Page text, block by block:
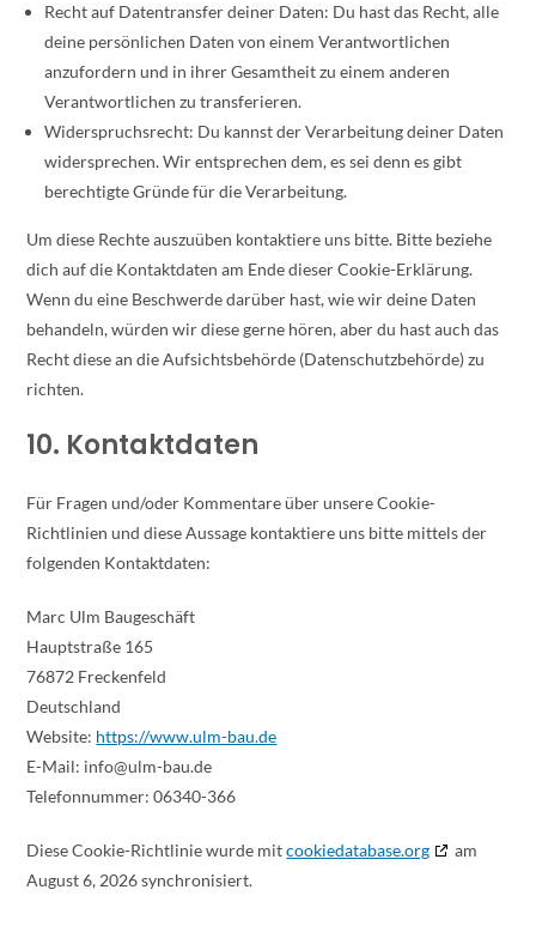
Recht auf Datentransfer deiner Daten: Du hast das Recht, alle
deine persönlichen Daten von einem Verantwortlichen
anzufordern und in ihrer Gesamtheit zu einem anderen
Verantwortlichen zu transferieren.
Widerspruchsrecht: Du kannst der Verarbeitung deiner Daten
widersprechen. Wir entsprechen dem, es sei denn es gibt
berechtigte Gründe für die Verarbeitung.
Um diese Rechte auszuüben kontaktiere uns bitte. Bitte beziehe
dich auf die Kontaktdaten am Ende dieser Cookie-Erklärung.
Wenn du eine Beschwerde darüber hast, wie wir deine Daten
behandeln, würden wir diese gerne hören, aber du hast auch das
Recht diese an die Aufsichtsbehörde (Datenschutzbehörde) zu
richten.
10. Kontaktdaten
Für Fragen und/oder Kommentare über unsere Cookie-
Richtlinien und diese Aussage kontaktiere uns bitte mittels der
folgenden Kontaktdaten:
Marc Ulm Baugeschäft
Hauptstraße 165
76872 Freckenfeld
Deutschland
Website: https://www.ulm-bau.de
E-Mail: info@ulm-bau.de
Telefonnummer: 06340-366
Diese Cookie-Richtlinie wurde mitcookiedatabase.org
am
August 6, 2026 synchronisiert.